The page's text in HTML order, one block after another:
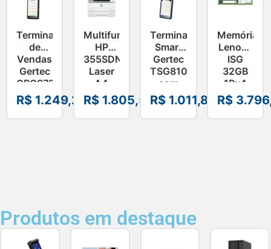
Terminal
de
Vendas
Gertec
GPOS720
PDV
Android
–
R$ 1.249,28
Multifuncional
HP
355SDNW
Laser
A4
Mono
MFP –
A58WPA
R$1.805,56
Terminal
Smart
Gertec
TSG810
com
Impressora
Integrada
–
R$ 1.011,88
Memória
Lenovo
ISG
32GB
1Rx4
DDR5-
4800
R$
Produtos em destaque